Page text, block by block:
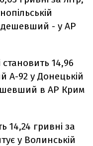
- у АР
становить 14,96
А-92 у Донецькій
в АР Крим
14,24 гривні за
у Волинській